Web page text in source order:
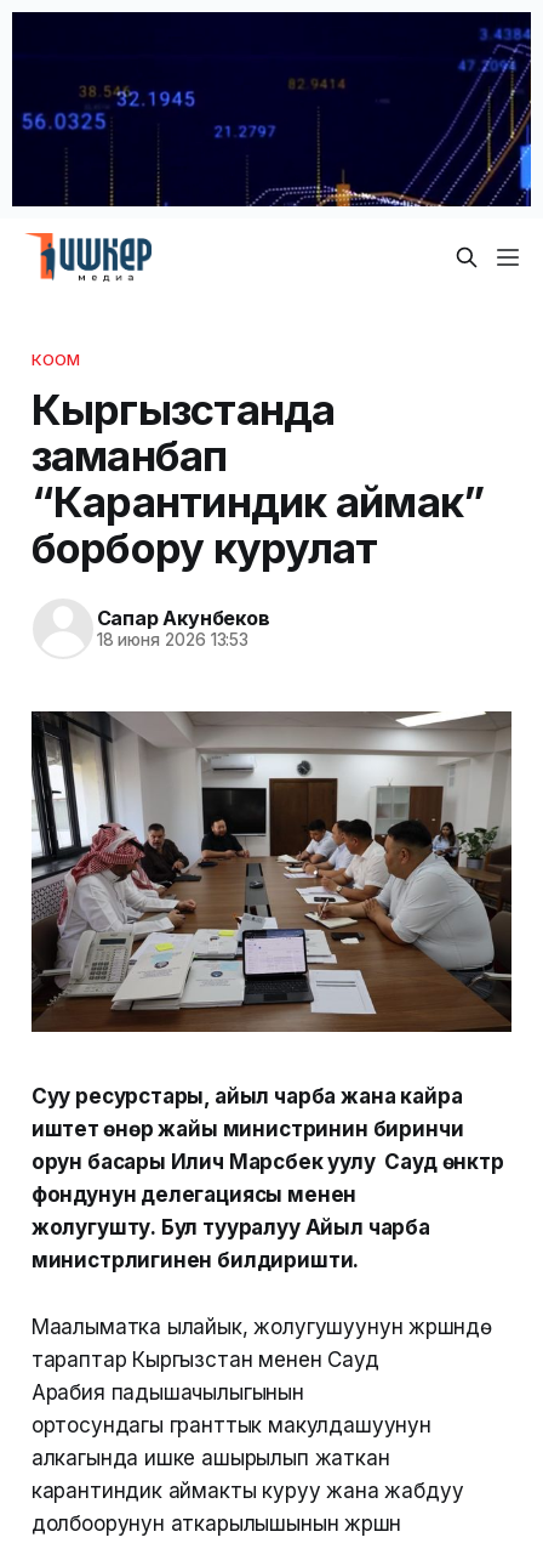
КООМ
Кыргызстанда
заманбап
“Карантиндик аймак”
борбору курулат
Сапар Акунбеков
18 июня 2026 13:53
Суу ресурстары, айыл чарба жана кайра
иштетүү өнөр жайы министринин биринчи
орун басары Илич Марсбек уулу Сауд өнүктүрүү
фондунун делегациясы менен
жолугушту. Бул тууралуу Айыл чарба
министрлигинен билдиришти.
Маалыматка ылайык, жолугушуунун жүрүшүндө
тараптар Кыргызстан менен Сауд
Арабия падышачылыгынын
ортосундагы гранттык макулдашуунун
алкагында ишке ашырылып жаткан
карантиндик аймакты куруу жана жабдуу
долбоорунун аткарылышынын жүрүшүн